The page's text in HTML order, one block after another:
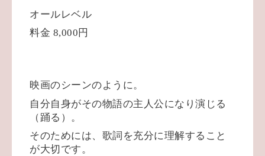
オールレベル
料金 8,000 円
映画のシーンのように。
自分自身がその物語の主人公になり演じる
（踊る）。
そのためには、歌詞を充分に理解すること
が大切です。